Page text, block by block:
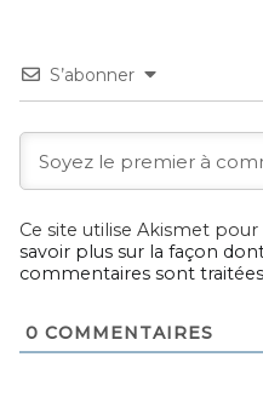
S’abonner
Ce site utilise Akismet pour
savoir plus sur la façon
commentaires sont traitées
0 COMMENTAIRES